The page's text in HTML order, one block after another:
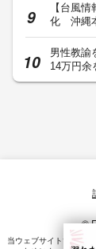
【台風
化 沖縄
男性教諭
14万円
©
当ウェブサイトでは、